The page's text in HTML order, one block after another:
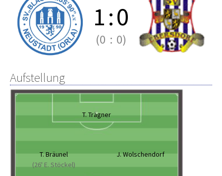
1:0
(0 : 0)
Aufstellung
T. Trägner
T. Bräunel
(26' E. Stöckel)
J. Wolschendorf